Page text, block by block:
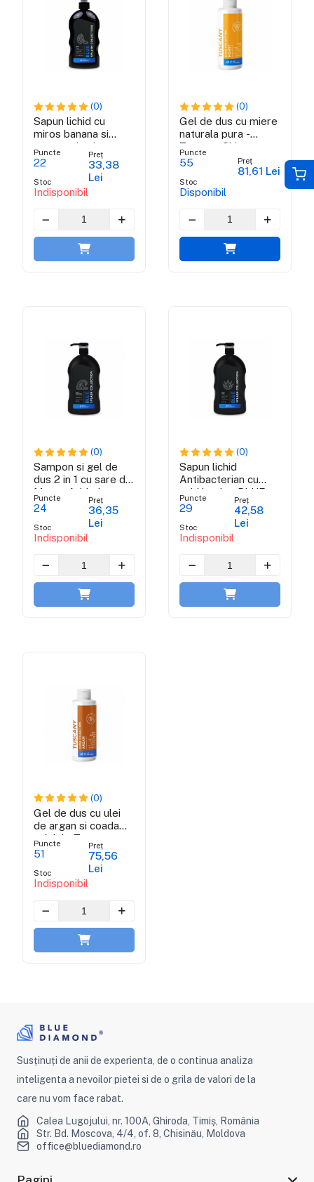
(0)
Sapun lichid cu
miros banana si
extract de aloe vera
- BLUE SPLASH
COLLECTION
Puncte
22
Stoc
Indisponibil
Preț
33,38
Lei
(0)
Gel de dus cu miere
naturala pura -
Tuscany Shine
Collection
Puncte
55
Stoc
Disponibil
Preț
81,61 Lei
(0)
Sampon si gel de
dus 2 in 1 cu sare din
Marea Adriatica -
BLUE SPLASH
COLLECTION
Puncte
24
Stoc
Indisponibil
Preț
36,35
Lei
(0)
Sapun lichid
Antibacterian cu
acid lactic - BLUE
SPLASH
COLLECTION
Puncte
29
Stoc
Indisponibil
Preț
42,58
Lei
(0)
Gel de dus cu ulei
de argan si coada
calului - Tuscany
shine collection
Puncte
51
Stoc
Indisponibil
Preț
75,56
Lei
Susținuți de anii de experienta, de o continua analiza
inteligenta a nevoilor pietei si de o grila de valori de la
care nu vom face rabat.
Calea Lugojului, nr. 100A, Ghiroda, Timiș, România
Str. Bd. Moscova, 4/4, of. 8, Chisinău, Moldova
office@bluediamond.ro